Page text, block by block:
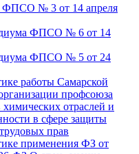
ФПСО № 3 от 14 апреля
ФПСО № 6 от 14
ФПСО № 5 от 24
работы Самарской
профсоюза
химических отраслей и
в сфере защиты
прав
применения ФЗ от